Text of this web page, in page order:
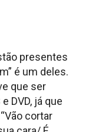
presentes
é um deles.
que ser
DVD, já que
cortar